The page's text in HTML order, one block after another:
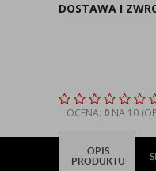
DOSTAWA I
OCENA: 0 NA 10
OPIS
PRODUKTU